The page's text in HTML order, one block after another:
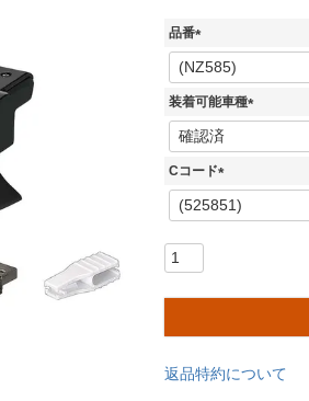
品番
(
必
須
装着可能車種
(
Cコード
(
必
返品特約について